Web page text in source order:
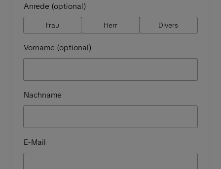
Anrede (optional)
Frau Herr Divers
Vorname (optional)
Nachname
E-Mail